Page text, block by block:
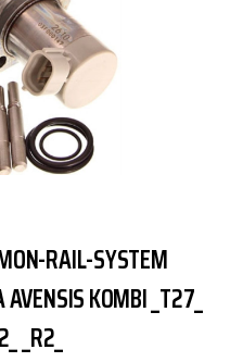
RAIL-SYSTEM
KOMBI _T27_
_R2_